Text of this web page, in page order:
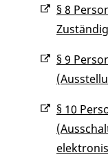
§ 8
§ 9
§ 10